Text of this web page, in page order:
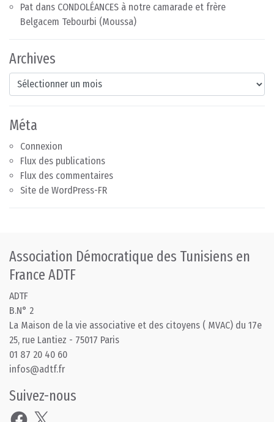
Pat dans CONDOLÉANCES à notre camarade et frère
Belgacem Tebourbi (Moussa)
Archives
Archives
Méta
Connexion
Flux des publications
Flux des commentaires
Site de WordPress-FR
Association Démocratique des Tunisiens en
France ADTF
ADTF
B.N° 2
La Maison de la vie associative et des citoyens ( MVAC) du 17e
25, rue Lantiez - 75017 Paris
01 87 20 40 60
infos@adtf.fr
Suivez-nous
Facebook
X